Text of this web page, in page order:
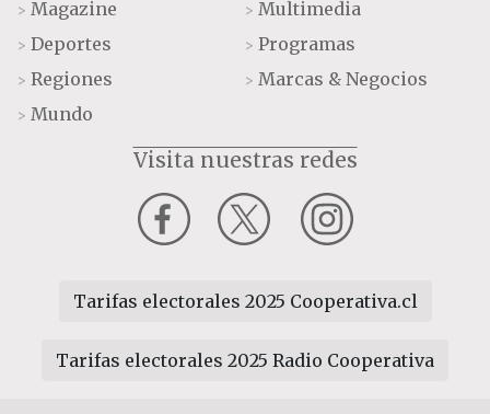
> Magazine
> Deportes
> Regiones
> Mundo
> Multimedia
> Programas
> Marcas & Negocios
Visita nuestras redes
Tarifas electorales 2025 Cooperativa.cl
Tarifas electorales 2025 Radio Cooperativa